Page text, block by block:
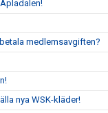
medlemsavgiften?
nya WSK-kläder!